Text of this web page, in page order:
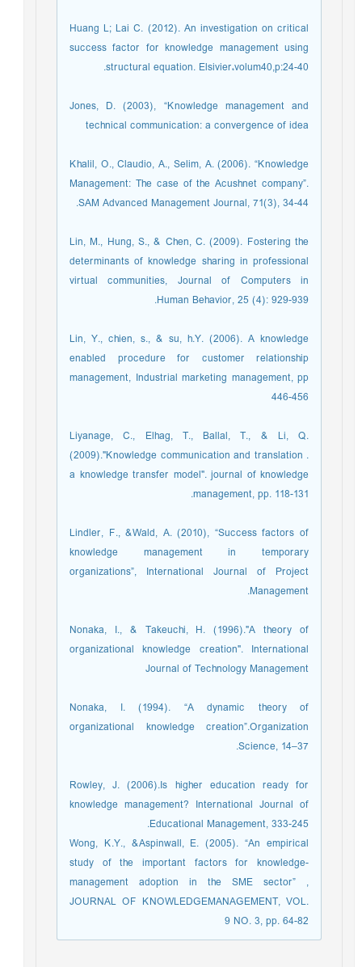
Huang L; Lai C. (2012). An investigation on critical
success factor for knowledge management using
structural equation. Elsivier،volum40,p:24-40.
Jones, D. (2003), “Knowledge management and
technical communication: a convergence of idea
Khalil, O., Claudio, A., Selim, A. (2006). “Knowledge
Management: The case of the Acushnet company”.
SAM Advanced Management Journal, 71(3), 34-44.
Lin, M., Hung, S., & Chen, C. (2009). Fostering the
determinants of knowledge sharing in professional
virtual communities, Journal of Computers in
Human Behavior, 25 (4): 929-939.
Lin, Y., chien, s., & su, h.Y. (2006). A knowledge
enabled procedure for customer relationship
management, Industrial marketing management, pp
446-456
Liyanage, C., Elhag, T., Ballal, T., & Li, Q.
(2009)."Knowledge communication and translation .
a knowledge transfer model". journal of knowledge
management, pp. 118-131.
Lindler, F., &Wald, A. (2010), “Success factors of
knowledge management in temporary
organizations”, International Journal of Project
Management.
Nonaka, I., & Takeuchi, H. (1996)."A theory of
organizational knowledge creation". International
Journal of Technology Management
Nonaka, I. (1994). “A dynamic theory of
organizational knowledge creation”.Organization
Science, 14–37.
Rowley, J. (2006).Is higher education ready for
knowledge management? International Journal of
Educational Management, 333-245.
Wong, K.Y., &Aspinwall, E. (2005). “An empirical
study of the important factors for knowledge-
management adoption in the SME sector” ,
JOURNAL OF KNOWLEDGEMANAGEMENT, VOL.
9 NO. 3, pp. 64-82